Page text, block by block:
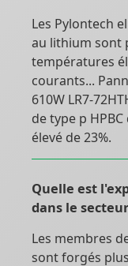
Les Pylontech
au lithium sont
températures
courants...
610W LR7-
de type p
élevé de 23%.
Quelle est
dans le
Les membres
sont forgés